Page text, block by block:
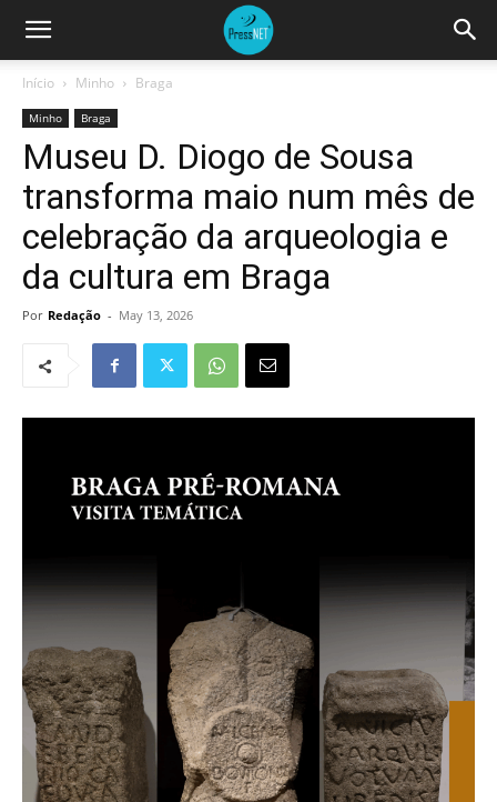
Início Minho Braga
Minho Braga
Museu D. Diogo de Sousa
transforma maio num mês de
celebração da arqueologia e
da cultura em Braga
Por Redação - May 13, 2026